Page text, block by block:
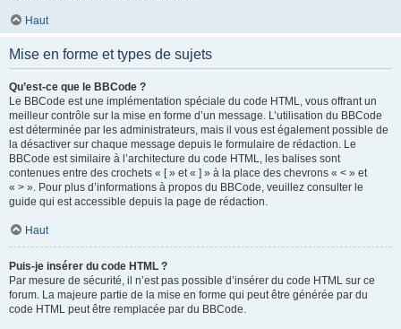
Haut
Mise en forme et types de sujets
Qu’est-ce que le BBCode ?
Le BBCode est une implémentation spéciale du code HTML, vous offrant un
meilleur contrôle sur la mise en forme d’un message. L’utilisation du BBCode
est déterminée par les administrateurs, mais il vous est également possible de
la désactiver sur chaque message depuis le formulaire de rédaction. Le
BBCode est similaire à l’architecture du code HTML, les balises sont
contenues entre des crochets « [ » et « ] » à la place des chevrons « < » et
« > ». Pour plus d’informations à propos du BBCode, veuillez consulter le
guide qui est accessible depuis la page de rédaction.
Haut
Puis-je insérer du code HTML ?
Par mesure de sécurité, il n’est pas possible d’insérer du code HTML sur ce
forum. La majeure partie de la mise en forme qui peut être générée par du
code HTML peut être remplacée par du BBCode.